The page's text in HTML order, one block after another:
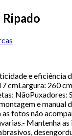
e
cmLargura: 260
e manual
fotos não
Mantenha